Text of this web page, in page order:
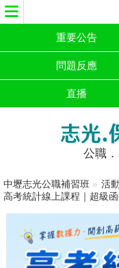
重要公告
問題反應
直播
志光.
公職
中壢志光公職補習班 » 活
高考統計線上課程｜超級